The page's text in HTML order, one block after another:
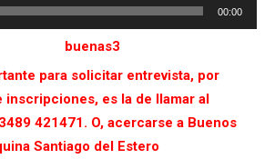
00:00
para solicitar entrevista, por
inscripciones, es la de llamar al
421471. O, acercarse a Buenos
Santiago del Estero